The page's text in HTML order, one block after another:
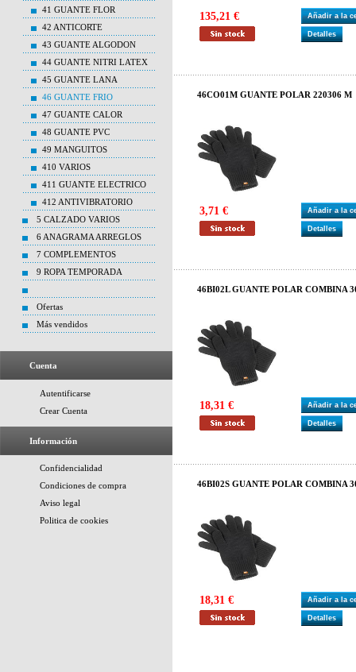
41 GUANTE FLOR
42 ANTICORTE
43 GUANTE ALGODON
44 GUANTE NITRI LATEX
45 GUANTE LANA
46 GUANTE FRIO
47 GUANTE CALOR
48 GUANTE PVC
49 MANGUITOS
410 VARIOS
411 GUANTE ELECTRICO
412 ANTIVIBRATORIO
5 CALZADO VARIOS
6 ANAGRAMA ARREGLOS
7 COMPLEMENTOS
9 ROPA TEMPORADA
Ofertas
Más vendidos
Cuenta
Autentificarse
Crear Cuenta
Información
Confidencialidad
Condiciones de compra
Aviso legal
Politica de cookies
135,21 € Añadir a la
Detalles
46CO01M GUANTE POLAR 220306 M
3,71 € Añadir a la
Detalles
46BI02L GUANTE POLAR COMBINA
18,31 € Añadir a la
Detalles
46BI02S GUANTE POLAR COMBINA
18,31 € Añadir a la
Detalles